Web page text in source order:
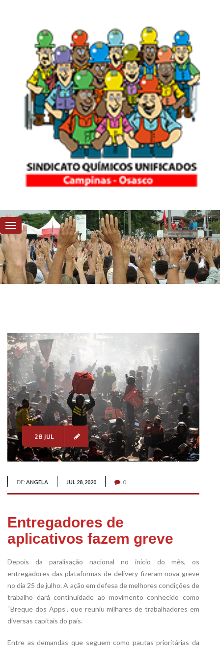
28 JUL
DE: ANGELA JUL 28, 2020 0
Entregadores de
aplicativos fazem greve
Depois da paralisação nacional no início do mês, os
entregadores das plataformas de delivery fizeram nova greve
no dia 25 de julho. A ação em defesa de melhores condições de
trabalho dará continuidade ao movimento conhecido como
“Breque dos Apps”, que reuniu milhares de trabalhadores em
diversas capitais do país.
Entre as demandas que seguem como pautas prioritárias da